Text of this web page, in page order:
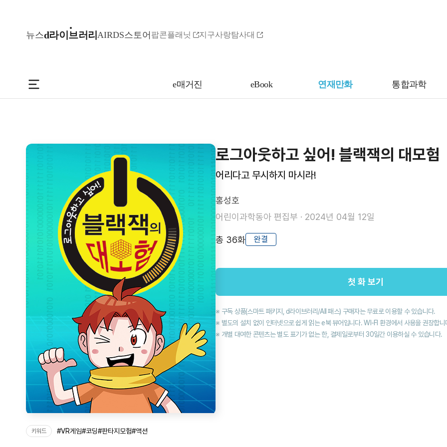
뉴스d라이브러리AIRDS스토어 팝콘플래닛 지구사랑탐사대
e매거진 eBook 연재만화 통합과학
키워드 #VR게임#코딩#판타지모험#액션
로그아웃하고 싶어! 블랙잭의 대모험
어리다고 무시하지 마시라!
홍성호
어린이과학동아 편집부 · 2024년 04월 12일
총 36화 완결
첫 화 보기
구독 상품(스마트 패키지, d라이브러리/All 패스) 구매자는 무료로 이용할 수 있습니다.
별도의 설치 없이 인터넷으로 쉽게 읽는 e북 뷰어입니다. WI-FI 환경에서 사용을 권장합니
개별 대여한 콘텐츠는 별도 표기가 없는 한, 결제일로부터 30일간 이용하실 수 있습니다.